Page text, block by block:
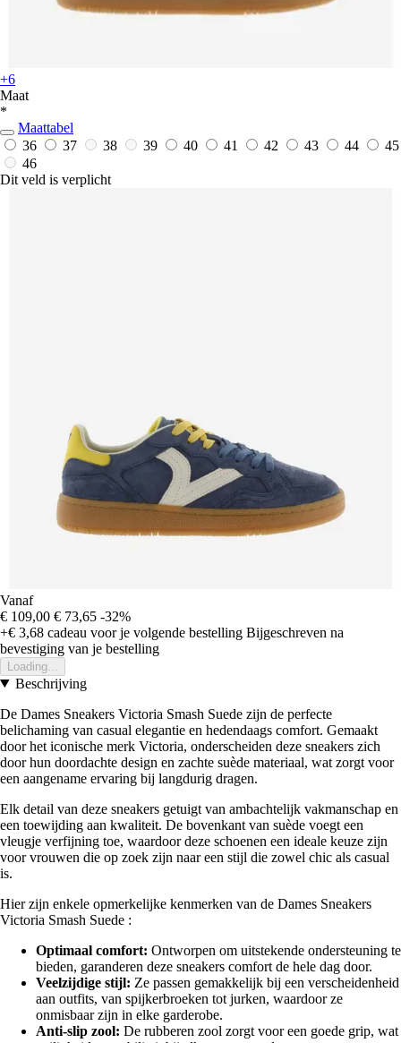
+6
Maat
*
Maattabel
36
37 38 39 40 41 42 43 44
45
46
Dit veld is verplicht
Vanaf
€ 109,00 € 73,65 -32%
+€ 3,68 cadeau voor je volgende bestelling Bijgeschreven na
bevestiging van je bestelling
Loading...
Beschrijving
De Dames Sneakers Victoria Smash Suede zijn de perfecte
belichaming van casual elegantie en hedendaags comfort. Gemaakt
door het iconische merk Victoria, onderscheiden deze sneakers zich
door hun doordachte design en zachte suède materiaal, wat zorgt voor
een aangename ervaring bij langdurig dragen.
Elk detail van deze sneakers getuigt van ambachtelijk vakmanschap en
een toewijding aan kwaliteit. De bovenkant van suède voegt een
vleugje verfijning toe, waardoor deze schoenen een ideale keuze zijn
voor vrouwen die op zoek zijn naar een stijl die zowel chic als casual
is.
Hier zijn enkele opmerkelijke kenmerken van de Dames Sneakers
Victoria Smash Suede :
Optimaal comfort: Ontworpen om uitstekende ondersteuning te
bieden, garanderen deze sneakers comfort de hele dag door.
Veelzijdige stijl: Ze passen gemakkelijk bij een verscheidenheid
aan outfits, van spijkerbroeken tot jurken, waardoor ze
onmisbaar zijn in elke garderobe.
Anti-slip zool: De rubberen zool zorgt voor een goede grip, wat